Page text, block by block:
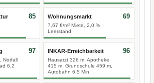
85 Wohnungsmarkt
7,67 €/m² Miete, 2,0 %
Leerstand
69
Notfall
6,2
97 INKAR-Erreichbarkeit
Hausarzt 326 m, Apotheke
415 m, Grundschule 459 m,
Autobahn 6,5 Min.
96